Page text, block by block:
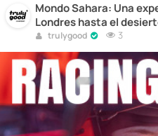
Mondo Sahara: Una
Londres hasta el
Austin Vince – Motocross
trulygood 3